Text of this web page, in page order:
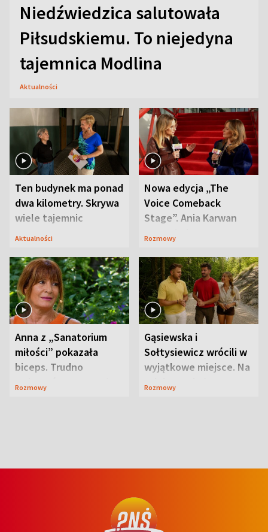
Niedźwiedzica salutowała
Piłsudskiemu. To niejedyna
tajemnica Modlina
Aktualności
Ten budynek ma ponad
dwa kilometry. Skrywa
wiele tajemnic
Aktualności
Nowa edycja „The
Voice Comeback
Stage”. Ania Karwan
zapowiada
Rozmowy
Anna z „Sanatorium
miłości” pokazała
biceps. Trudno
uwierzyć, co przeszła
Rozmowy
Gąsiewska i
Sołtysiewicz wrócili w
wyjątkowe miejsce. Na
szlaku czekał
Rozmowy